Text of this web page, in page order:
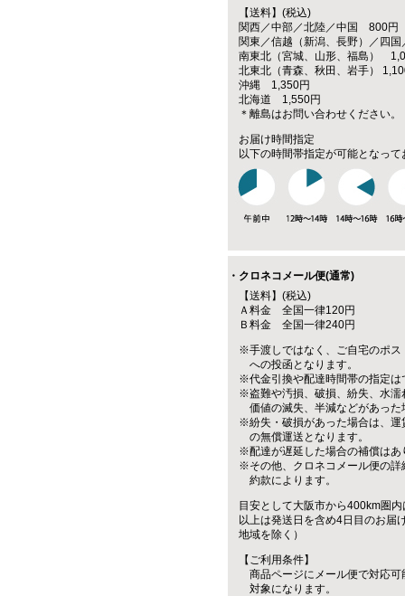
【送料】(税込)
関西／中部／北陸／中国 800円
関東／信越（新潟、長野）／四
南東北（宮城、山形、福島）
北東北（青森、秋田、岩手）
沖縄 1,350円
北海道 1,550円
＊離島はお問い合わせください。
お届け時間指定
以下の時間帯指定が可能となって
・クロネコメール便(通常)
【送料】(税込)
Ａ料金 全国一律120円
Ｂ料金 全国一律240円
※手渡しではなく、ご自宅のポス
への投函となります。
※代金引換や配達時間帯の指定は
※盗難や汚損、破損、紛失、水濡
価値の滅失、半減などがあった
※紛失・破損があった場合は、運
の無償運送となります。
※配達が遅延した場合の補償はあ
※その他、クロネコメール便の詳
約款によります。
目安として大阪市から400km圏
以上は発送日を含め4日目のお届
地域を除く）
【ご利用条件】
商品ページにメール便で対応可
対象になります。